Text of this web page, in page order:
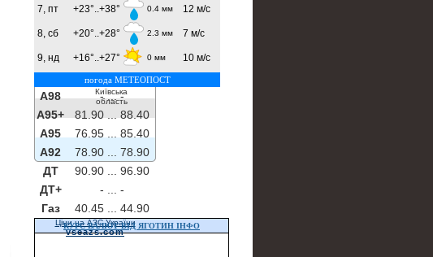
7, пт +23°..+38° 0.4 мм 12 м/с
8, сб +20°..+28° 2.3 мм 7 м/с
9, нд +16°..+27° 0 мм 10 м/с
погода МЕТЕОПОСТ
Київська
область
A98 - ...-
A95+
81.90 ...
88.40
A95
76.95 ...
85.40
A92
78.90 ...
78.90
ДТ
90.90 ...
96.90
ДТ+
- ...
-
Газ
40.45 ... 44.90
Ціни на АЗС України
vseazs.com
КУРС ВАЛЮТ ВІД ЯГОТИН ІНФО